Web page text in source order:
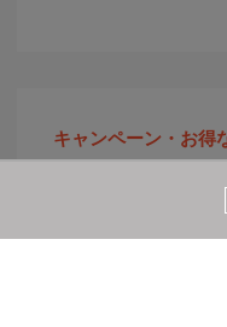
キャンペーン・お得